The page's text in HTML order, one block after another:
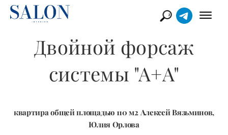
Двойной форсаж
системы "А+А"
квартира общей площадью 110 м2 Алексей Вязьминов,
Юлия Орлова